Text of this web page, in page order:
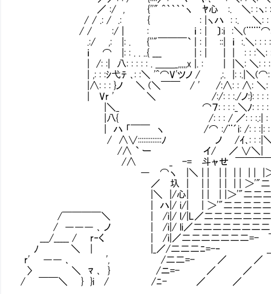
／ :/ , {''" ^｀｀｀｀ヽ ﾔ心 :. ＼: :ヽ: : : :
/ / .: / .: { : |ヽハ : :. ＼: : : : : :
/ / :/ | : ｉ : | 〕:i :＼(¨¨¨⌒:
.:/ ,: |: . {''"￣￣￣` | : | ::| ｉ :.＼: : : : : :
ｉ ⌒ |: : . . ..{ ___ | : | | | : : :＼: : : : : : |: :| .f´
| /: :| 八: : : : : . ＿＿_,,,,,x |. : | |＼: ＼: : : : : : : :|:
| ,: : :ｼ弋ﾃ ､: :＼ '^⌒V'ツノ / ,:. |: :.|＼(⌒: : : : : :
|∧: : : }ノ ＼ (＼￣￣ / ' /:∧: : ∧: ＼:
| Vr ' ＼ /:/: : :./ノ:}: : : : : : / ∨ 乂＿＿＿
|＼_ ⌒７: : : :_＼ﾉ: : : : :
|八{ /: : : / ／: : :.:| : 〈 力
| ハ 「￣￣ ヽ /⌒ :/¨´i: /: : :|: : :
/ ∧∨:::::::::::::ﾉ ノ /ｲ､: : :|＼:/⌒ f´￣
/∧ ` ー イ/ ／ ∨＼| ＼＿＿ | 肉体
/∧ _ -= 斗ャせ ￣￣￣￣{二二ノ
― ⌒ヽ |＼ | | | | | | | | |＞'"二二=- i .乂
／ 圦 | | | | | | | ＞'"二二二
|＼ |/心| | | | |＞'"二二二二二
| ハ|/ i/| | ＞'"二二二二二二二
/￣￣￣￣＼ | /i|/ l/|L／二二二二二二二二
/ ――― ､ ノ | /i|/ li／二二二二二二二二二二
___/_____ / r‐く | /i|／二二二二二二二=- ￣
ﾉ ＼ | |_／/二二二ﾆ=-‐ ＿＿＿＿
r' ―― ､ Ⅵ ', /二二=- ／
〉 ＼ ﾏ ､ } /ニ=- ／
/ ￣￣＼ } }i / /ﾆ- ／